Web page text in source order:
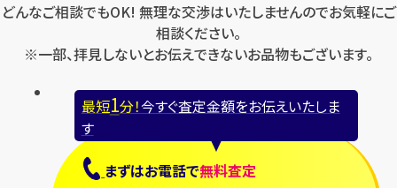
ゼニス
セリーヌ
フェラガモ
フェンディ
ブライトリング
プラダ
フランク ミュラー
ロンジン
どんなご相談でもOK! 無理な交渉はいたしませんのでお気軽にご
相談ください。
※一部、拝見しないとお伝えできないお品物もございます。
最短1分！今すぐ査定金額をお伝えいたしま
す
まずはお電話で無料査定